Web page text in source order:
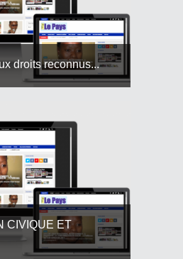
droits reconnus...
CIVIQUE ET